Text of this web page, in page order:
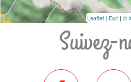
Leaflet | Esri | ©
Suivez-